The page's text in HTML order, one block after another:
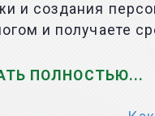
и создания
и получаете
ПОЛНОСТЬЮ